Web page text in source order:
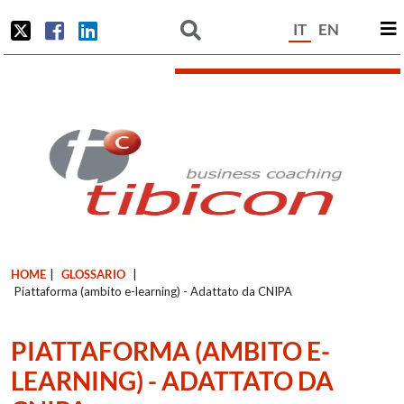
IT EN
HOME GLOSSARIO
Piattaforma (ambito e-learning) - Adattato da CNIPA
PIATTAFORMA (AMBITO E-
LEARNING) - ADATTATO DA